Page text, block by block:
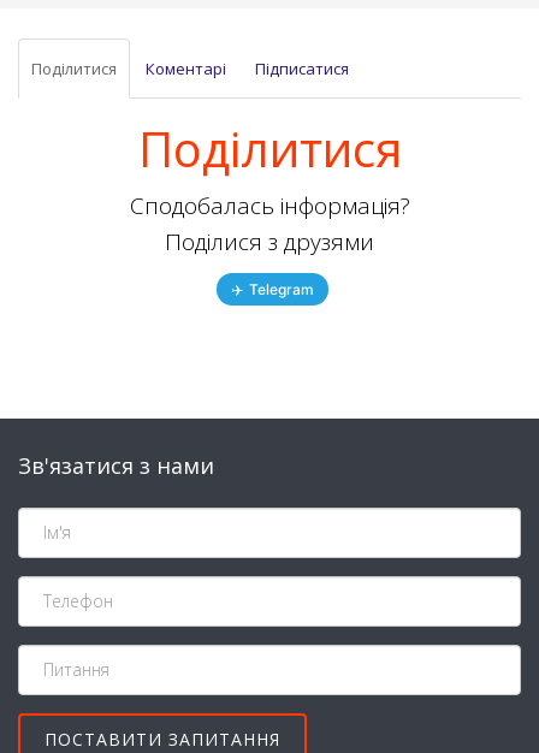
Поділитися Коментарі Підписатися
Поділитися
Сподобалась інформація?
Поділися з друзями
✈️ Telegram
Зв'язатися з нами